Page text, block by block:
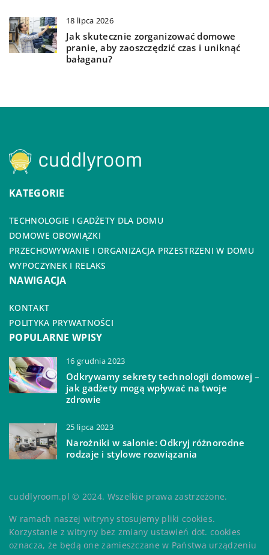
18 lipca 2026
Jak skutecznie zorganizować domowe
pranie, aby zaoszczędzić czas i uniknąć
bałaganu?
KATEGORIE
TECHNOLOGIE I GADŻETY DLA DOMU
DOMOWE OBOWIĄZKI
PRZECHOWYWANIE I ORGANIZACJA PRZESTRZENI W DOMU
WYPOCZYNEK I RELAKS
NAWIGACJA
KONTAKT
POLITYKA PRYWATNOŚCI
POPULARNE WPISY
16 grudnia 2023
Odkrywamy sekrety technologii domowej –
jak gadżety mogą wpływać na twoje
zdrowie
25 lipca 2023
Narożniki w salonie: Odkryj różnorodne
rodzaje i stylowe rozwiązania
cuddlyroom.pl © 2024. Wszelkie prawa zastrzeżone.
W ramach naszej witryny stosujemy pliki cookies.
Korzystanie z witryny bez zmiany ustawień dot. cookies
oznacza, że będą one zamieszczane w Państwa urządzeniu